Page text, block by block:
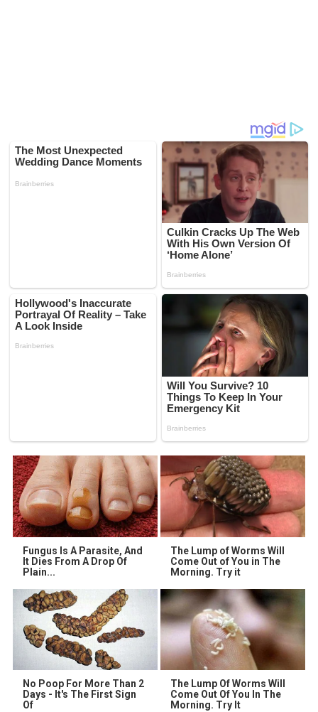
Fungus Is A Parasite, And
It Dies From A Drop Of
Plain...
The Lump of Worms Will
Come Out of You in The
Morning. Try it
No Poop For More Than 2
Days - It's The First Sign
Of
The Lump Of Worms Will
Come Out Of You In The
Morning. Try It